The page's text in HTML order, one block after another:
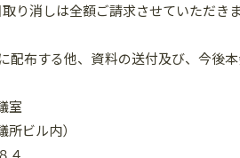
消しは全額ご請求させていただき
布する他、資料の送付及び、今後
室
ビル内）
４